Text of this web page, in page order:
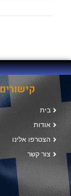
בית
אודות
הצטרפו אלינו
צור קשר